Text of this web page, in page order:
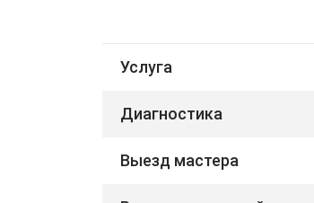
Услуга
Диагностика
Выезд мастера